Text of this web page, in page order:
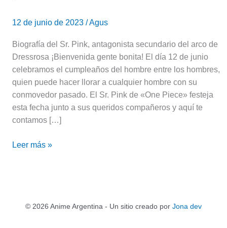
12 de junio de 2023 /Agus
Biografía del Sr. Pink, antagonista secundario del arco de
Dressrosa ¡Bienvenida gente bonita! El día 12 de junio
celebramos el cumpleaños del hombre entre los hombres,
quien puede hacer llorar a cualquier hombre con su
conmovedor pasado. El Sr. Pink de «One Piece» festeja
esta fecha junto a sus queridos compañeros y aquí te
contamos […]
Leer más »
© 2026 Anime Argentina - Un sitio creado por Jona dev